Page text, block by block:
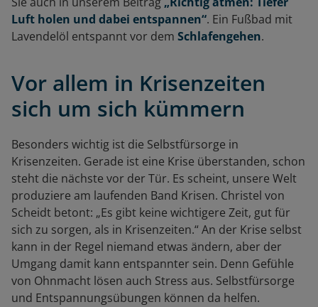
Luft holen und dabei entspannen“. Ein Fußbad mit
Lavendelöl entspannt vor dem Schlafengehen.
Vor allem in Krisenzeiten
sich um sich kümmern
Besonders wichtig ist die Selbstfürsorge in
Krisenzeiten. Gerade ist eine Krise überstanden, schon
steht die nächste vor der Tür. Es scheint, unsere Welt
produziere am laufenden Band Krisen. Christel von
Scheidt betont: „Es gibt keine wichtigere Zeit, gut für
sich zu sorgen, als in Krisenzeiten.“ An der Krise selbst
kann in der Regel niemand etwas ändern, aber der
Umgang damit kann entspannter sein. Denn Gefühle
von Ohnmacht lösen auch Stress aus. Selbstfürsorge
und Entspannungsübungen können da helfen.